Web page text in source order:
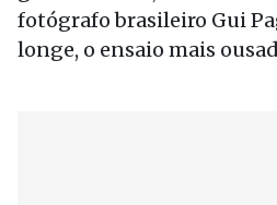
fotógrafo brasileiro Gui
longe, o ensaio mais